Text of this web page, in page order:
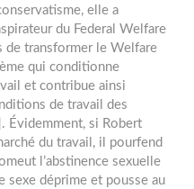
elle a
du Federal Welfare
de transformer le Welfare
qui conditionne
et contribue ainsi
de travail des
Évidemment, si Robert
du travail, il pourfend
l’abstinence sexuelle
sexe déprime et pousse au